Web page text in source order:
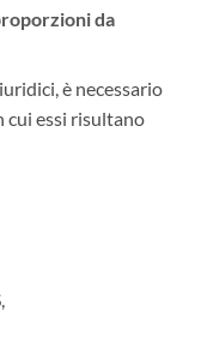
da
è necessario
cui essi risultano